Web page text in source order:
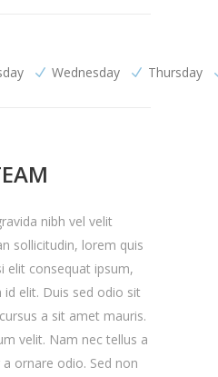
Wednesday Thursday
nibh vel velit
sollicitudin, lorem quis
elit consequat ipsum,
elit. Duis sed odio sit
a sit amet mauris.
velit. Nam nec tellus a
ornare odio. Sed non